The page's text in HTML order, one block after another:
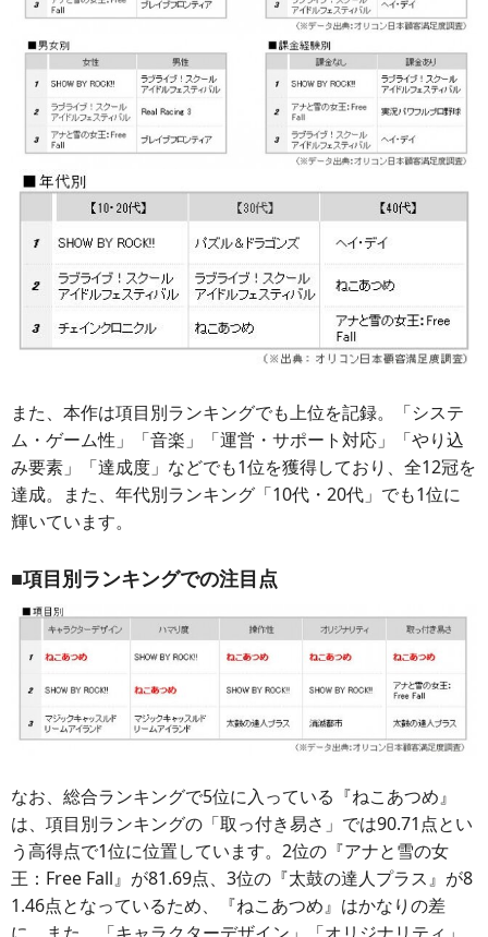
また、本作は項目別ランキングでも上位を記録。「システ
ム・ゲーム性」「音楽」「運営・サポート対応」「やり込
み要素」「達成度」などでも1位を獲得しており、全12冠を
達成。また、年代別ランキング「10代・20代」でも1位に
輝いています。
■項目別ランキングでの注目点
なお、総合ランキングで5位に入っている『ねこあつめ』
は、項目別ランキングの「取っ付き易さ」では90.71点とい
う高得点で1位に位置しています。2位の『アナと雪の女
王：Free Fall』が81.69点、3位の『太鼓の達人プラス』が8
1.46点となっているため、『ねこあつめ』はかなりの差